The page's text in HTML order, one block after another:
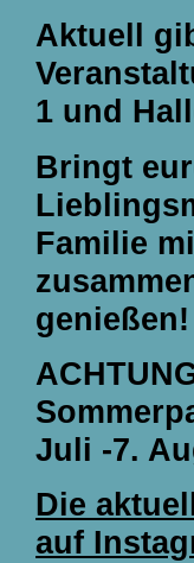
Aktuell
1 und
Bringt
Familie
genießen!
Juli -7.
Die
auf